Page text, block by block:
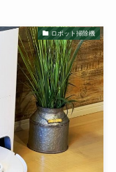
ロボット掃除機